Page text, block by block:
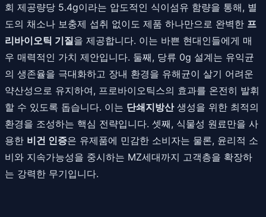
회 제공량당 5.4g이라는 압도적인 식이섬유 함량을 통해, 별
도의 채소나 보충제 섭취 없이도 제품 하나만으로 완벽한 프
리바이오틱 기질을 제공합니다. 이는 바쁜 현대인들에게 매
우 매력적인 가치 제안입니다. 둘째, 당류 0g 설계는 유익균
의 생존율을 극대화하고 장내 환경을 유해균이 살기 어려운
약산성으로 유지하여, 프로바이오틱스의 효과를 온전히 발휘
할 수 있도록 돕습니다. 이는 단쇄지방산생성을 위한 최적의
환경을 조성하는 핵심 전략입니다. 셋째, 식물성 원료만을 사
용한 비건 인증은 유제품에 민감한 소비자는 물론, 윤리적 소
비와 지속가능성을 중시하는 MZ세대까지 고객층을 확장하
는 강력한 무기입니다.